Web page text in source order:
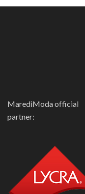
MarediModa official
partner: